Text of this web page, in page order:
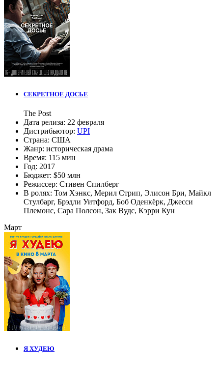
СЕКРЕТНОЕ ДОСЬЕ
The Post
Дата релиза: 22 февраля
Дистрибьютор: UPI
Страна: США
Жанр: историческая драма
Время: 115 мин
Год: 2017
Бюджет: $50 млн
Режиссер: Стивен Спилберг
В ролях: Том Хэнкс, Мерил Стрип, Элисон Бри, Майкл
Стулбарг, Брэдли Уитфорд, Боб Оденкёрк, Джесси
Племонс, Сара Полсон, Зак Вудс, Кэрри Кун
Март
Я ХУДЕЮ